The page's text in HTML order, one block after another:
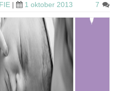
| 1 oktober 2013 7